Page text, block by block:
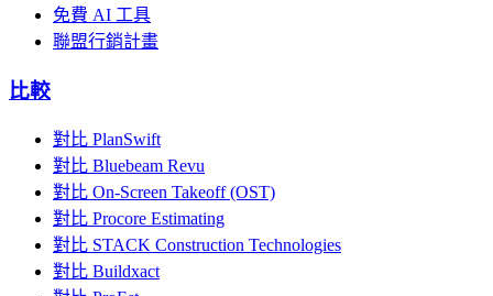
免費 AI 工具
聯盟行銷計畫
比較
對比 PlanSwift
對比 Bluebeam Revu
對比 On-Screen Takeoff (OST)
對比 Procore Estimating
對比 STACK Construction Technologies
對比 Buildxact